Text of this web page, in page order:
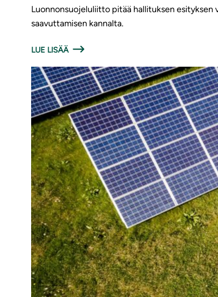
Luonnonsuojeluliitto pitää hallituksen
saavuttamisen kannalta.
LUE LISÄÄ